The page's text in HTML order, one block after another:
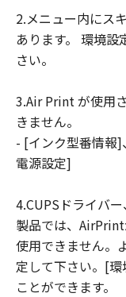
ソフト
たは間接
2.メニュー内にス
あります。 環境
さい。
3.Air Print が使用
きません。
- [インク型番情報
電源設定]
4.CUPSドライバ
製品では、
使用できません。
定して下さい。[
ことができます。